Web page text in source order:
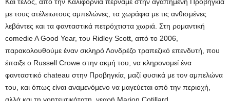
Και τέλος, από την Καλιφόρνια περνάμε στην αγαπημένη Προβηγκία
με τους ατέλειωτους αμπελώνες, τα χωράφια με τις ανθισμένες
λεβάντες και τα φανταστικά πετρόχτιστα χωριά. Στη ρομαντική
comedie A Good Year, του Ridley Scott, από το 2006,
παρακολουθούμε έναν σκληρό Λονδρέζο τραπεζικό επενδυτή, που
έπαιξε ο Russell Crowe στην ακμή του, να κληρονομεί ένα
φανταστικό chateau στην Προβηγκία, μαζί φυσικά με τον αμπελώνα
του, και όπως είναι αναμενόμενο να μαγεύεται από την περιοχή,